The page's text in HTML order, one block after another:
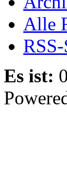
Alle
Es ist: